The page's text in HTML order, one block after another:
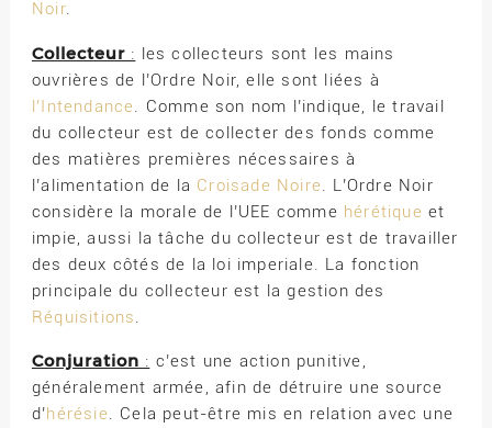
Noir.
Collecteur: les collecteurs sont les mains
ouvrières de l’Ordre Noir, elle sont liées à
l’Intendance. Comme son nom l’indique, le travail
du collecteur est de collecter des fonds comme
des matières premières nécessaires à
l’alimentation de la Croisade Noire. L’Ordre Noir
considère la morale de l’UEE comme hérétique et
impie, aussi la tâche du collecteur est de travailler
des deux côtés de la loi imperiale. La fonction
principale du collecteur est la gestion des
Réquisitions.
Conjuration : c’est une action punitive,
généralement armée, afin de détruire une source
d’hérésie. Cela peut-être mis en relation avec une